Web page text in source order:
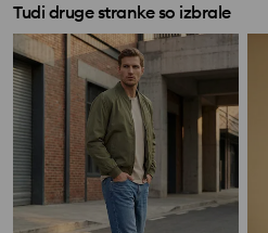
Tudi druge stranke so izbrale